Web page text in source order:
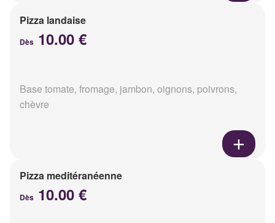
Pizza landaise
Dès 10.00 €
Base tomate, fromage, jambon, oignons, poivrons,
chèvre
Pizza meditéranéenne
Dès 10.00 €